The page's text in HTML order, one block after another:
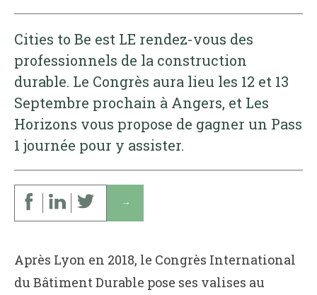
Cities to Be est LE rendez-vous des
professionnels de la construction
durable. Le Congrès aura lieu les 12 et 13
Septembre prochain à Angers, et Les
Horizons vous propose de gagner un Pass
1 journée pour y assister.
↓
Après Lyon en 2018, le Congrès International
du Bâtiment Durable pose ses valises au